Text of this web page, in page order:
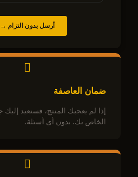
أرسل بدون التزام →
ضمان العاصفة
الخاص بك. بدون أي أسئلة.